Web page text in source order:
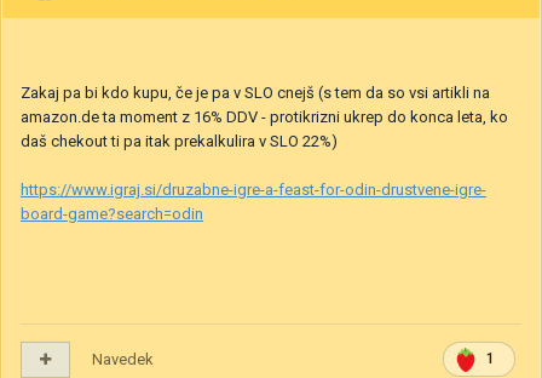
Zakaj pa bi kdo kupu, če je pa v SLO cnejš (s tem da so vsi artikli na
amazon.de ta moment z 16% DDV - protikrizni ukrep do konca leta, ko
daš chekout ti pa itak prekalkulira v SLO 22%)
https://www.igraj.si/druzabne-igre-a-feast-for-odin-drustvene-igre-
board-game?search=odin
1
Navedek